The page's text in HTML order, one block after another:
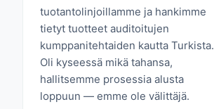
tuotantolinjoillamme ja hankimme
tietyt tuotteet auditoitujen
kumppanitehtaiden kautta Turkista.
Oli kyseessä mikä tahansa,
hallitsemme prosessia alusta
loppuun — emme ole välittäjä.